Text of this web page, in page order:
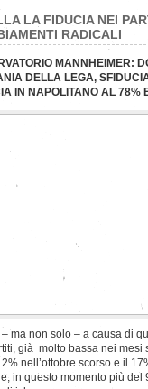
LA FIDUCIA NEI
RADICALI
MANNHEIMER:
DELLA LEGA,
IN NAPOLITANO AL 78%
ma non solo – a causa di
già molto bassa nei mesi
nell’ottobre scorso e il
in questo momento più